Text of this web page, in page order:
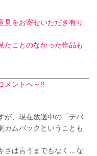
見をお寄せいただき有り
たことのなかった作品も
メントへ～!!
が、現在放送中の「テバ
カムバックということも
さは言うまでもなく…な